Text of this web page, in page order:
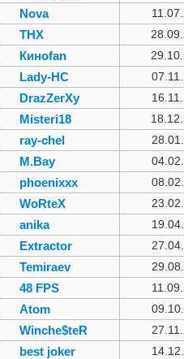
Nova
THX
Киноfan
Lady-HC
DrazZerXy
Misteri18
ray-chel
M.Bay
phoenixxx
WoRteX
anika
Extractor
Temiraev
48 FPS
Atom
Winche$teR
best joker